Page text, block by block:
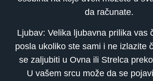
da računate.
Ljubav: Velika ljubavna prilika vas
posla ukoliko ste sami i ne izlazite
se zaljubiti u Ovna ili Strelca
U vašem srcu može da se